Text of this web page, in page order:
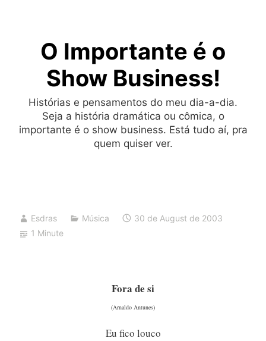
O Importante é o
Show Business!
Histórias e pensamentos do meu dia-a-dia.
Seja a história dramática ou cômica, o
importante é o show business. Está tudo aí, pra
quem quiser ver.
Esdras Música
30 de August de 2003
1 Minute
Fora de si
(Arnaldo Antunes)
Eu fico louco